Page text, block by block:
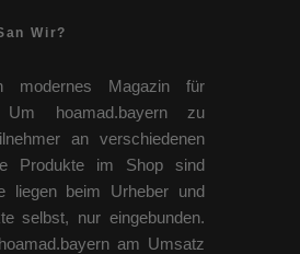
Wir?
modernes Magazin für
Um hoamad.bayern zu
an verschiedenen
Produkte im Shop sind
liegen beim Urheber und
selbst, nur eingebunden.
am Umsatz